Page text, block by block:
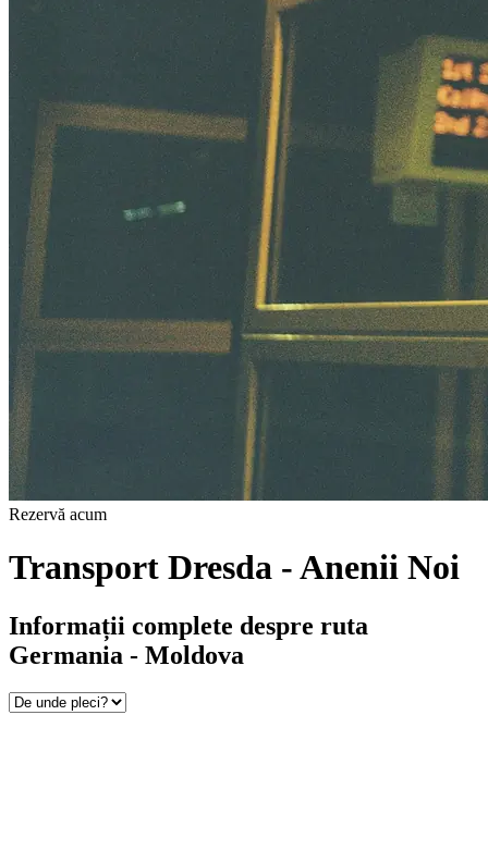
Rezervă acum
Transport Dresda - Anenii Noi
Informații complete despre ruta
Germania - Moldova